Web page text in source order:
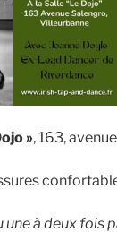
», 163,
une à deux fois